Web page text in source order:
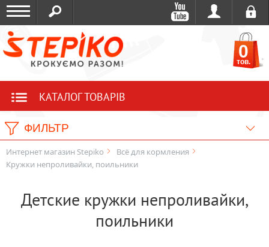
0
тов.
КАТАЛОГ ТОВАРІВ
ФИЛЬТР
Интернет магазин Stepiko
Всё для кормления
Кружки непроливайки, поильники
Детские кружки непроливайки,
поильники